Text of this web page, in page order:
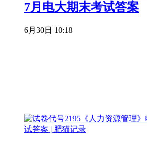
7月电大期末考试答案
6月30日 10:18